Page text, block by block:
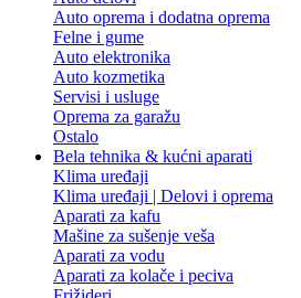
Auto oprema i dodatna oprema
Felne i gume
Auto elektronika
Auto kozmetika
Servisi i usluge
Oprema za garažu
Ostalo
Bela tehnika & kućni aparati
Klima uređaji
Klima uređaji | Delovi i oprema
Aparati za kafu
Mašine za sušenje veša
Aparati za vodu
Aparati za kolače i peciva